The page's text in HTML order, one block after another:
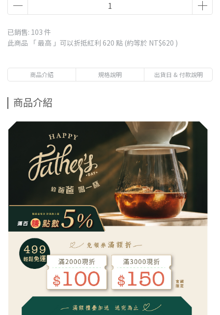
滿2500贈五個莊園濾掛咖啡(含藝妓)x1盒-市價$570
約$750
滿1000贈職人浸泡咖啡x1包-市價$80
已銷售: 103 件
此商品 「 最高 」可以折抵紅利 620 點 (約等於 NT$620 )
商品介紹 規格說明 出貨日 & 付款說明
商品介紹